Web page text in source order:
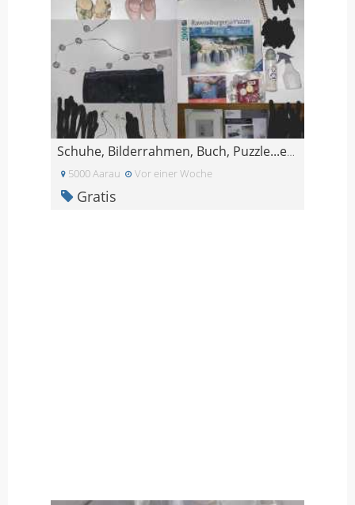
Schuhe, Bilderrahmen, Buch, Puzzle...etc.
5000 Aarau Vor einer Woche
Gratis